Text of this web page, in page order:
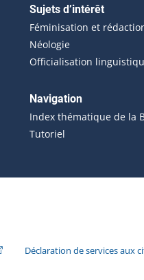
externe s'ouvrira dans une
dans une nouvelle
s'ouvrira dans une nouvelle
dans une nouvelle fenêtre.)
Sujets d’intérêt
Féminisation et
Néologie
Officialisation
Navigation
Index thématique de la
Tutoriel
dans une nouvelle fenêtre.)
hyperlien externe s'ouvrira
Déclaration de services aux